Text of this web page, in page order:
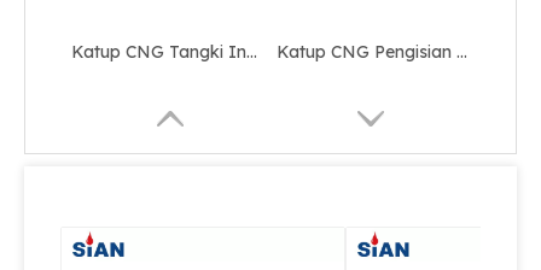
Katup CNG Tangki Industri Katup CNG Pengisian Industri